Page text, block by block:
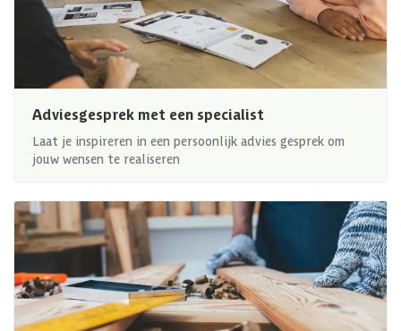
Adviesgesprek met een specialist
Laat je inspireren in een persoonlijk advies gesprek om
jouw wensen te realiseren